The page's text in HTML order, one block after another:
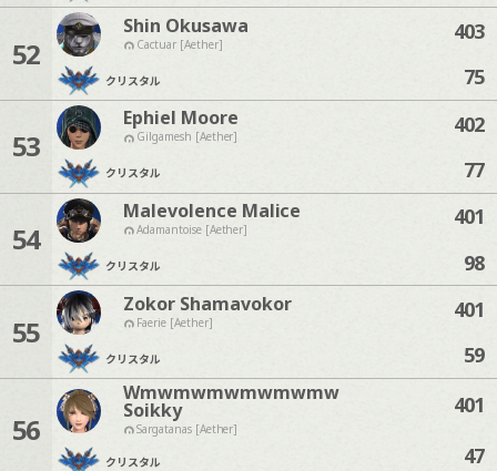
52
Shin Okusawa
Cactuar [Aether]
クリスタル
403
75
53
Ephiel Moore
Gilgamesh [Aether]
クリスタル
402
77
54
Malevolence Malice
Adamantoise [Aether]
クリスタル
401
98
55
Zokor Shamavokor
Faerie [Aether]
クリスタル
401
59
56
Wmwmwmwmwmwmw
Soikky
Sargatanas [Aether]
クリスタル
401
47